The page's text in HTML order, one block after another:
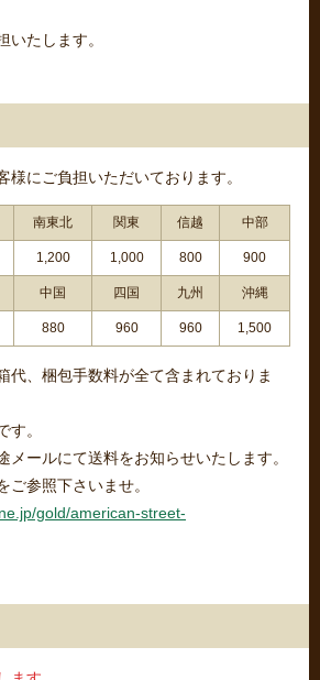
いたします。
様にご負担いただいております。
南東北 関東 信越 中部
1,200 1,000 800 900
中国 四国 九州 沖縄
880 960 960 1,500
代、梱包手数料が全て含まれておりま
。
ールにて送料をお知らせいたします。
ご参照下さいませ。
gold/american-street-